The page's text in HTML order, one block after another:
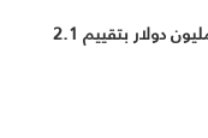
الإماراتية Moove تجمع 250 مليون دولار بتقييم 2.1